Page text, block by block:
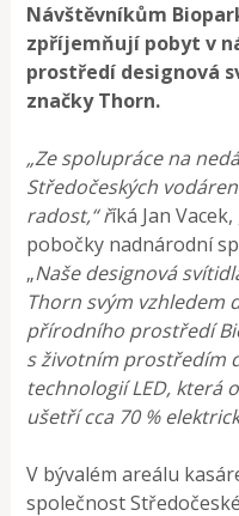
Návštěvníkům
zpříjemňují pobyt v
prostředí designová
značky Thorn.
„Ze spolupráce na
Středočeských
radost,“ říká Jan
pobočky nadnárodní
„Naše designová
Thorn svým vzhledem
přírodního prostředí
s životním prostředím
technologií LED, která
ušetří cca 70 %
V bývalém areálu
společnost